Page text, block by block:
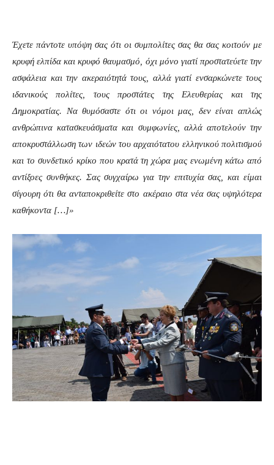
Έχετε πάντοτε υπόψη σας ότι οι συμπολίτες σας θα σας κοιτούν με
κρυφή ελπίδα και κρυφό θαυμασμό, όχι μόνο γιατί προστατεύετε την
ασφάλεια και την ακεραιότητά τους, αλλά γιατί ενσαρκώνετε τους
ιδανικούς πολίτες, τους προστάτες της Ελευθερίας και της
Δημοκρατίας. Να θυμόσαστε ότι οι νόμοι μας, δεν είναι απλώς
ανθρώπινα κατασκευάσματα και συμφωνίες, αλλά αποτελούν την
αποκρυστάλλωση των ιδεών του αρχαιότατου ελληνικού πολιτισμού
και το συνδετικό κρίκο που κρατά τη χώρα μας ενωμένη κάτω από
αντίξοες συνθήκες. Σας συγχαίρω για την επιτυχία σας, και είμαι
σίγουρη ότι θα ανταποκριθείτε στο ακέραιο στα νέα σας υψηλότερα
καθήκοντα […]»